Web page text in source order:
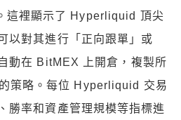
這裡顯示了 Hyperliquid 頂尖
以對其進行「正向跟單」或
動在 BitMEX 上開倉，複製所
策略。每位 Hyperliquid 交易
勝率和資產管理規模等指標進